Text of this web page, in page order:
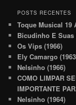
POSTS RECENTES
Toque Musical 19
Bicudinho E Suas
Os Vips (1966)
Ely Camargo
Nelsinho (1966)
COMO LIMPAR
IMPORTANTE
Nelsinho (1964)